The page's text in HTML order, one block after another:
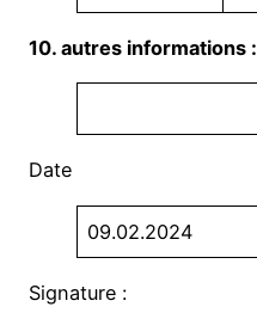
10. autres informations :
Date
09.02.2024
Signature :